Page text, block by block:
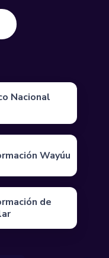
Nacional
Wayúu
de